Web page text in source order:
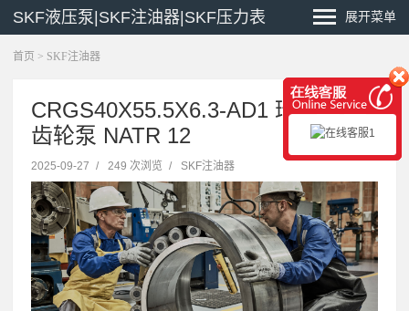
SKF液压泵|SKF注油器|SKF压力表 展开菜单
首页 > SKF注油器
CRGS40X55.5X6.3-AD1 瑞典SKF
齿轮泵 NATR 12
2025-09-27 / 249 次浏览 / SKF注油器